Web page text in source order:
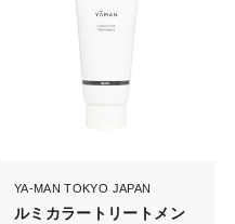
YA-MAN TOKYO JAPAN
ルミカラートリートメン